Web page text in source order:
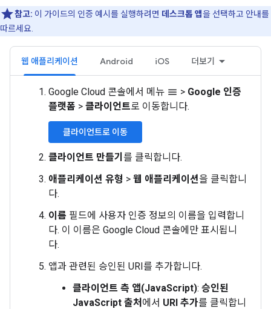
참고: 이 가이드의 인증 예시를 실행하려면 데스크톱 앱을 선택하고 안내를
따르세요.
웹 애플리케이션 Android iOS 더보기
Google Cloud 콘솔에서 메뉴 menu > Google 인증
플랫폼 > 클라이언트로 이동합니다.
클라이언트로 이동
클라이언트 만들기 를 클릭합니다.
애플리케이션 유형 > 웹 애플리케이션을 클릭합니
다.
이름 필드에 사용자 인증 정보의 이름을 입력합니
다. 이 이름은 Google Cloud 콘솔에만 표시됩니
다.
앱과 관련된 승인된 URI를 추가합니다.
클라이언트 측 앱(JavaScript): 승인된
JavaScript 출처 에서 URI 추가를 클릭합니